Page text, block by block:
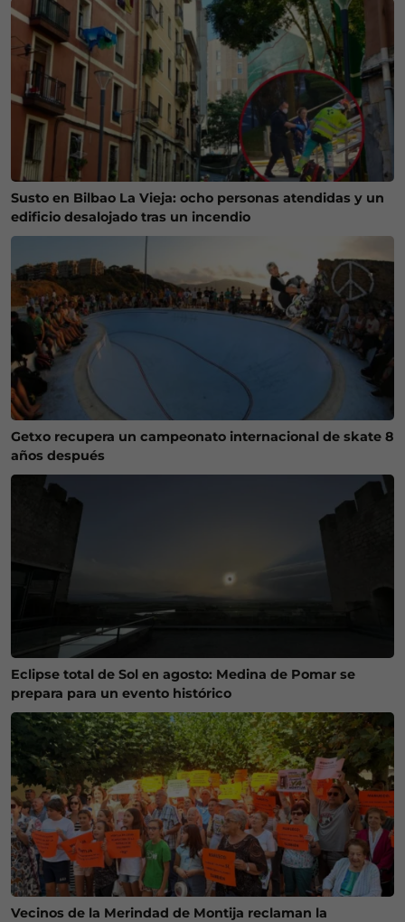
Susto en Bilbao La Vieja: ocho personas atendidas y un
edificio desalojado tras un incendio
Getxo recupera un campeonato internacional de skate 8
años después
Eclipse total de Sol en agosto: Medina de Pomar se
prepara para un evento histórico
Vecinos de la Merindad de Montija reclaman la